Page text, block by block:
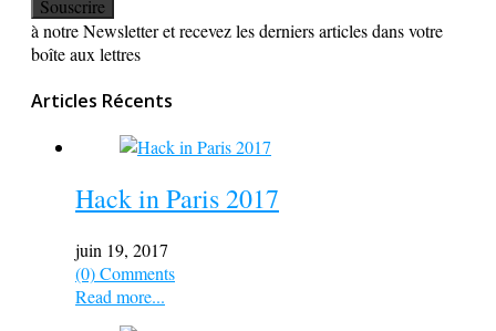
à notre Newsletter et recevez les derniers articles dans votre
boîte aux lettres
Articles Récents
Hack in Paris 2017
juin 19, 2017
(0) Comments
Read more...